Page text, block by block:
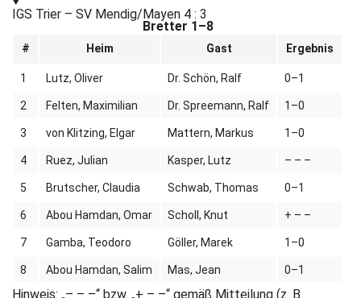
IGS Trier – SV Mendig/Mayen 4 : 3
Bretter 1–8
# Heim Gast Ergebnis
1 Lutz, Oliver Dr. Schön, Ralf 0–1
2 Felten, Maximilian Dr. Spreemann, Ralf 1–0
3 von Klitzing, Elgar Mattern, Markus 1–0
4 Ruez, Julian Kasper, Lutz – – –
5 Brutscher, Claudia Schwab, Thomas 0–1
6 Abou Hamdan, Omar Scholl, Knut + – –
7 Gamba, Teodoro Göller, Marek 1–0
8 Abou Hamdan, Salim Mas, Jean 0–1
Hinweis: „– – –“ bzw. „+ – –“ gemäß Mitteilung (z. B.